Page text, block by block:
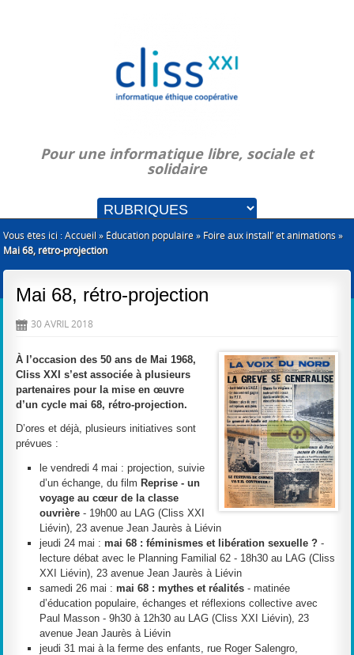
Pour une informatique libre, sociale et
solidaire
Vous êtes ici :Accueil » Éducation populaire » Foire aux install’ et animations »
Mai 68, rétro-projection
Mai 68, rétro-projection
D 30 AVRIL 2018
À l’occasion des 50 ans de Mai 1968,
Cliss XXI s’est associée à plusieurs
partenaires pour la mise en œuvre
d’un cyclemai 68, rétro-projection.
D’ores et déjà, plusieurs initiatives sont
prévues :
le vendredi 4 mai : projection, suivie
d’un échange, du filmReprise - un
voyage au cœur de la classe
ouvrière - 19h00 au LAG (Cliss XXI
Liévin), 23 avenue Jean Jaurès à Liévin
jeudi 24 mai :mai 68 : féminismes et libération sexuelle ? -
lecture débat avec le Planning Familial 62 - 18h30 au LAG (Cliss
XXI Liévin), 23 avenue Jean Jaurès à Liévin
samedi 26 mai :mai 68 : mythes et réalités - matinée
d’éducation populaire, échanges et réflexions collective avec
Paul Masson - 9h30 à 12h30 au LAG (Cliss XXI Liévin), 23
avenue Jean Jaurès à Liévin
jeudi 31 mai à la ferme des enfants, rue Roger Salengro,